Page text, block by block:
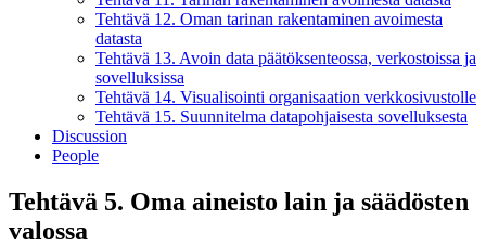
Tehtävä 12. Oman tarinan rakentaminen avoimesta
datasta
Tehtävä 13. Avoin data päätöksenteossa, verkostoissa ja
sovelluksissa
Tehtävä 14. Visualisointi organisaation verkkosivustolle
Tehtävä 15. Suunnitelma datapohjaisesta sovelluksesta
Discussion
People
Tehtävä 5. Oma aineisto lain ja säädösten
valossa